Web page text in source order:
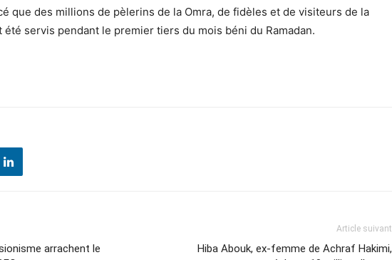
que des millions de pèlerins de la Omra, de fidèles et de visiteurs de la
été servis pendant le premier tiers du mois béni du Ramadan.
arrachent le
Article suivant
Hiba Abouk, ex-femme de Achraf Hakimi,